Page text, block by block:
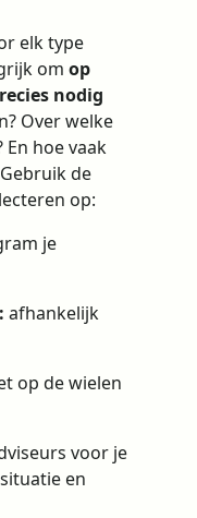
elk type
om op
nodig
Over welke
hoe vaak
de
op:
je
afhankelijk
op de wielen
voor je
en